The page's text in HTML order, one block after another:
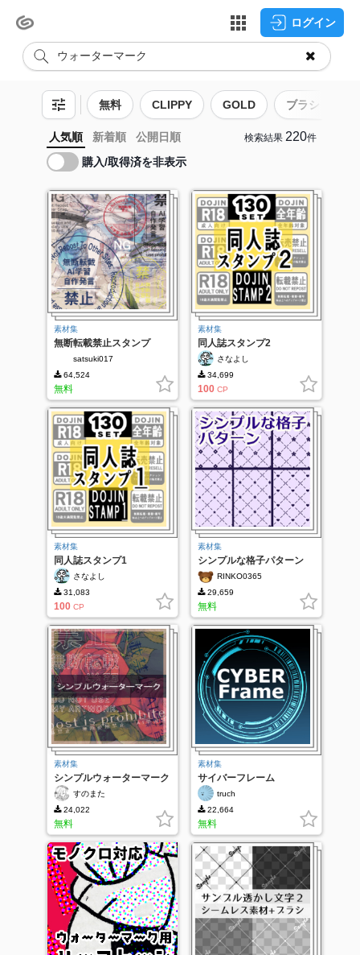
ログイン
無料 CLIPPY GOLD ブラシ
人気順 新着順
公開日順
購入/取得済を非表示
検索結果 220件
素材集
無断転載禁止スタンプ
satsuki017
64,524
無料
素材集
同人誌スタンプ2
さなよし
34,699
100 CP
素材集
同人誌スタンプ1
さなよし
31,083
100 CP
素材集
シンプルな格子パターン
RINKO0365
29,659
無料
素材集
シンプルウォーターマーク
すのまた
24,022
無料
素材集
サイバーフレーム
truch
22,664
無料